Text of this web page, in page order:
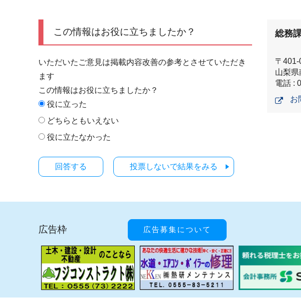
この情報はお役に立ちましたか？
いただいたご意見は掲載内容改善の参考とさせていただき
ます
この情報はお役に立ちましたか？
役に立った
どちらともいえない
役に立たなかった
投票しないで結果をみる
総務
〒401-
山梨
電話 :
お
広告枠 広告募集について